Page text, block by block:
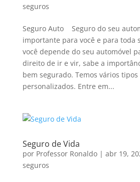
seguros
Seguro Auto Seguro do seu
importante para você e para toda
você depende do seu automóvel
direito de ir e vir, sabe a
bem segurado. Temos vários
personalizados. Entre em...
Seguro de Vida
por Professor Ronaldo| abr 19,
seguros